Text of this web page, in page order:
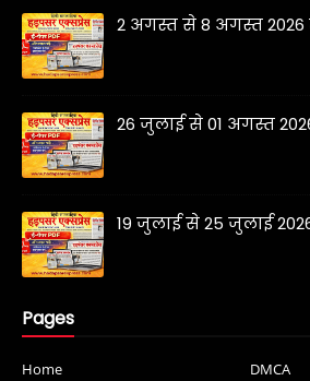
2 अगस्त से 8 अगस्त
26 जुलाई से 01 अगस्त
19 जुलाई से 25 जुलाई
Pages
Home
DMCA